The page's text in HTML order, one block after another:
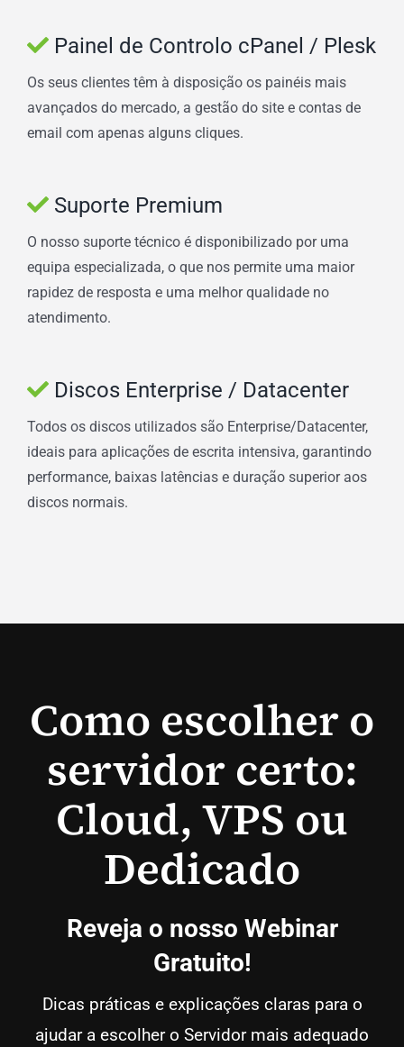
Painel de Controlo cPanel / Plesk
Os seus clientes têm à disposição os painéis mais
avançados do mercado, a gestão do site e contas de
email com apenas alguns cliques.
Suporte Premium
O nosso suporte técnico é disponibilizado por uma
equipa especializada, o que nos permite uma maior
rapidez de resposta e uma melhor qualidade no
atendimento.
Discos Enterprise / Datacenter
Todos os discos utilizados são Enterprise/Datacenter,
ideais para aplicações de escrita intensiva, garantindo
performance, baixas latências e duração superior aos
discos normais.
Como escolher o
servidor certo:
Cloud, VPS ou
Dedicado
Reveja o nosso Webinar
Gratuito!
Dicas práticas e explicações claras para o
ajudar a escolher o Servidor mais adequado